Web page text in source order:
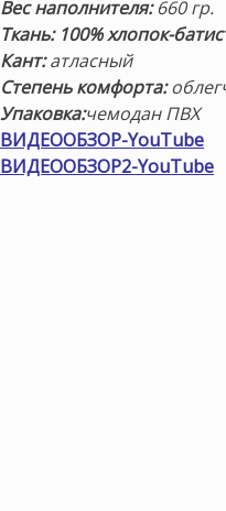
Вес наполнителя:660 гр.
Ткань: 100% хлопок-
Кант:атласный
Степень комфорта:
Упаковка:чемодан ПВХ
ВИДЕООБЗОР-YouTube
ВИДЕООБЗОР2-YouTube